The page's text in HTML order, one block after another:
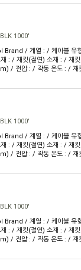
1000'
/ 계열 : / 케이블 유
: / 재킷(절연) 소재 : / 재
/ 전압 : / 작동 온도 : / 재
1000'
/ 계열 : / 케이블 유
: / 재킷(절연) 소재 : / 재
/ 전압 : / 작동 온도 : / 재
1000'
/ 계열 : / 케이블 유
: / 재킷(절연) 소재 : / 재
/ 전압 : / 작동 온도 : / 재